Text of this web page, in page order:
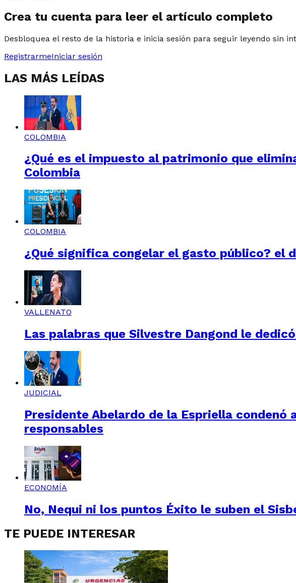
Crea tu cuenta para leer el artículo completo
Desbloquea el resto de la historia e inicia sesión para seguir leyendo sin
RegistrarmeIniciar sesión
LAS MÁS LEÍDAS
COLOMBIA
¿Qué es el impuesto al patrimonio que
Colombia
COLOMBIA
¿Qué significa congelar el gasto público? el
VALLENATO
Las palabras que Silvestre Dangond le
JUDICIAL
Presidente Abelardo de la Espriella
responsables
ECONOMÍA
No, Nequi ni los puntos Éxito le suben el
TE PUEDE INTERESAR